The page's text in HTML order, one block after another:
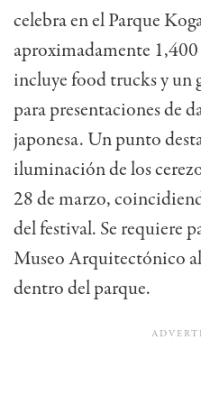
celebra en el Parque
aproximadamente 1,400
incluye food trucks y un
para presentaciones de
japonesa. Un punto
iluminación de los
28 de marzo,
del festival. Se requiere
Museo Arquitectónico
dentro del parque.